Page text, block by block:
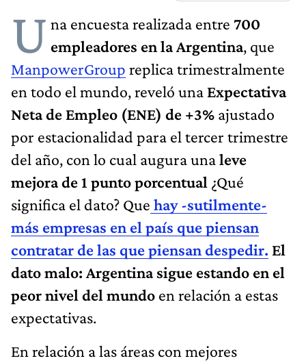
U na encuesta realizada entre 700
empleadores en la Argentina, que
ManpowerGroup replica trimestralmente
en todo el mundo, reveló una Expectativa
Neta de Empleo (ENE) de +3% ajustado
por estacionalidad para el tercer trimestre
del año, con lo cual augura unaleve
mejora de 1 punto porcentual ¿Qué
significa el dato? Que hay -sutilmente-
más empresas en el país que piensan
contratar de las que piensan despedir. El
dato malo: Argentina sigue estando en el
peor nivel del mundo en relación a estas
expectativas.
En relación a las áreas con mejores